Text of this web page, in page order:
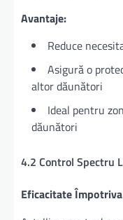
Avantaje:
Reduce
Asigură o
altor dăunători
Ideal pentru
dăunători
4.2 Control Spectru
Eficacitate